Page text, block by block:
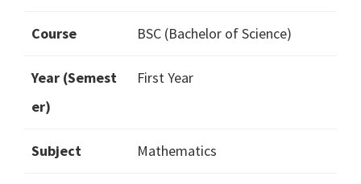
Course BSC (Bachelor of Science)
Year (Semest
er)
First Year
Subject Mathematics